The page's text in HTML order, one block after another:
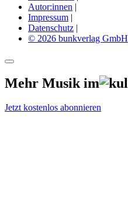
Autor:innen |
Impressum |
Datenschutz |
© 2026 bunkverlag GmbH
Mehr Musik im
Jetzt kostenlos abonnieren